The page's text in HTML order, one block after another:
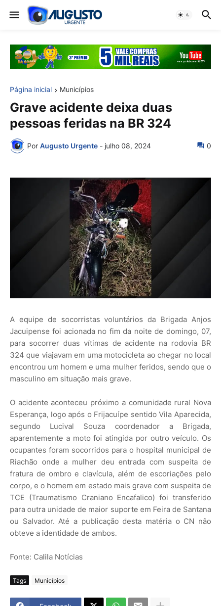
Página inicial Municípios
Grave acidente deixa duas
pessoas feridas na BR 324
Por Augusto Urgente - julho 08, 2024 0
A equipe de socorristas voluntários da Brigada Anjos
Jacuipense foi acionada no fim da noite de domingo, 07,
para socorrer duas vítimas de acidente na rodovia BR
324 que viajavam em uma motocicleta ao chegar no local
encontrou um homem e uma mulher feridos, sendo que o
masculino em situação mais grave.
O acidente aconteceu próximo a comunidade rural Nova
Esperança, logo após o Frijacuípe sentido Vila Aparecida,
segundo Lucival Souza coordenador a Brigada,
aparentemente a moto foi atingida por outro veículo. Os
ocupantes foram socorridos para o hospital municipal de
Riachão onde a mulher deu entrada com suspeita de
fratura de ombro e clavícula, além de escoriações pelo
corpo, e o homem em estado mais grave com suspeita de
TCE (Traumatismo Craniano Encafalico) foi transferido
para outra unidade de maior suporte em Feira de Santana
ou Salvador. Até a publicação desta matéria o CN não
obteve a identidade de ambos.
Fonte: Calila Notícias
Tags Municípios